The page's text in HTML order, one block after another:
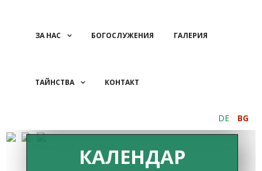
ЗА НАС БОГОСЛУЖЕНИЯ ГАЛЕРИЯ
ТАЙНСТВА КОНТАКТ
DE BG
КАЛЕНДАР